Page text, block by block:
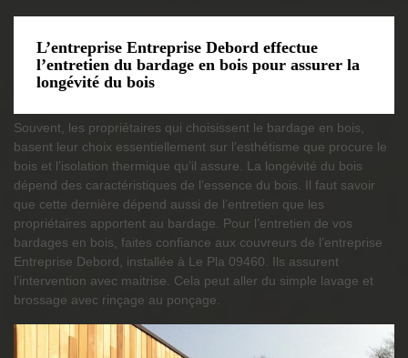
L’entreprise Entreprise Debord effectue
l’entretien du bardage en bois pour assurer la
longévité du bois
Souvent, les propriétaires qui choisissent le bardage en bois,
basent leur choix essentiellement sur l’esthétisme que procure le
bois et l’isolation thermique qu’il assure. La longévité du bois
dépend des caractéristiques de l’essence du bois. Il faut savoir
que cette dernière dépend aussi de l’entretien que les
propriétaires apportent au bardage. Pour l’entretien de vos
bardages en bois, faites confiance aux couvreurs de l’entreprise
Entreprise Debord, installée à Le Pla 09460. Ils assurent
l’intervention avec maitrise. Cela peut aller du simple lavage et
brossage avec rinçage au ponçage.